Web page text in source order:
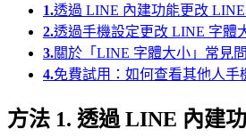
1.透過 LINE 內建功能更改
2.透過手機設定更改 LINE 字體
3.關於「LINE 字體大小」常見
4.免費試用：如何查看其他人手
方法 1. 透過 LINE 內建